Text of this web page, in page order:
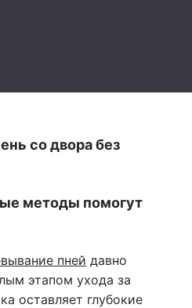
со двора без
методы помогут
пней давно
этапом ухода за
оставляет глубокие